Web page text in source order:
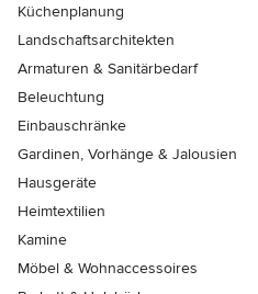
Küchenplanung
Landschaftsarchitekten
Armaturen & Sanitärbedarf
Beleuchtung
Einbauschränke
Gardinen, Vorhänge & Jalousien
Hausgeräte
Heimtextilien
Kamine
Möbel & Wohnaccessoires